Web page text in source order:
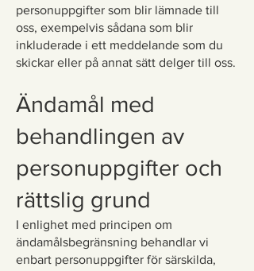
personuppgifter som blir lämnade till
oss, exempelvis sådana som blir
inkluderade i ett meddelande som du
skickar eller på annat sätt delger till oss.
Ändamål med
behandlingen av
personuppgifter och
rättslig grund
I enlighet med principen om
ändamålsbegränsning behandlar vi
enbart personuppgifter för särskilda,